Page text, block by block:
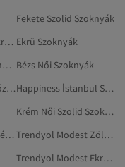
Fekete Szolid Szoknyák
Trendyol Modest Ekrü Szoknyák Ekrü Szoknyák
Trendyol Modest Khaki Szoknyák Bézs Női Szoknyák
Trendyol Modest Rózsaszín Szolid Szoknyák
Happiness İstanbul Szolid Szoknyák
Krém Női Szolid Szoknyák
Trendyol Modest Krém Szoknyák
Trendyol Modest Zöld Szolid Szoknyák
Trendyol Modest Ekrü Szolid Szoknyák